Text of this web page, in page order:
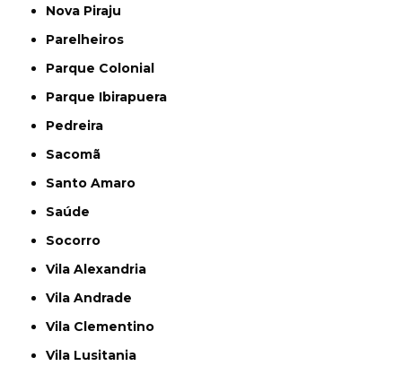
Nova Piraju
Parelheiros
Parque Colonial
Parque Ibirapuera
Pedreira
Sacomã
Santo Amaro
Saúde
Socorro
Vila Alexandria
Vila Andrade
Vila Clementino
Vila Lusitania